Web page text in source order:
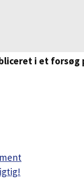
i et forsøg